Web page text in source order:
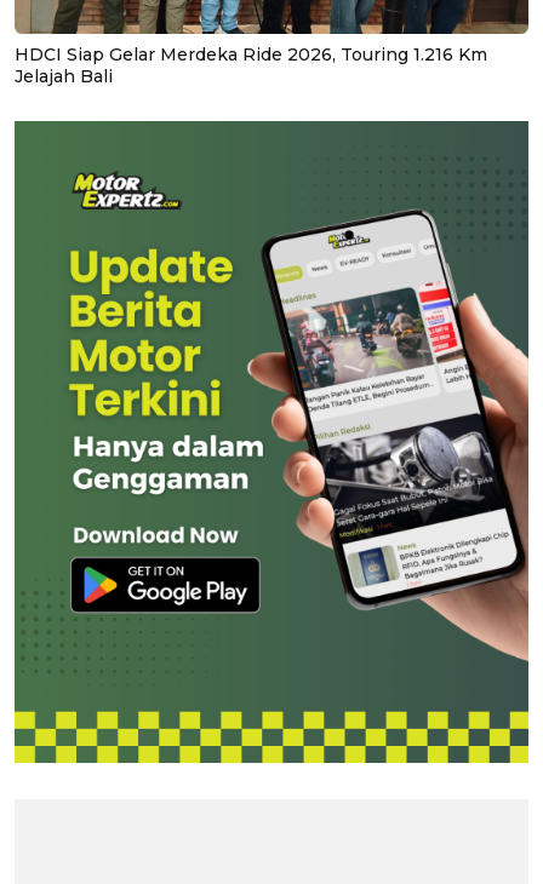
HDCI Siap Gelar Merdeka Ride 2026, Touring 1.216 Km
Jelajah Bali